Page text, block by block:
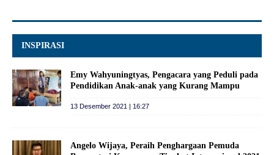
INSPIRASI
Emy Wahyuningtyas, Pengacara yang Peduli pada
Pendidikan Anak-anak yang Kurang Mampu
13 Desember 2021 | 16:27
Angelo Wijaya, Peraih Penghargaan Pemuda